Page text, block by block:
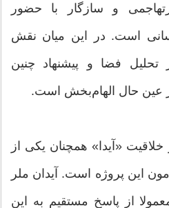
و سازگار با حضور
است. در این میان نقش
فضا و پیشنهاد چنین
عین حال الهام‌بخش است.
خلاقیت «آیدا» همچنان یکی از
این پروژه است. آیدان ملر
معمولا از پاسخ مستقیم به این